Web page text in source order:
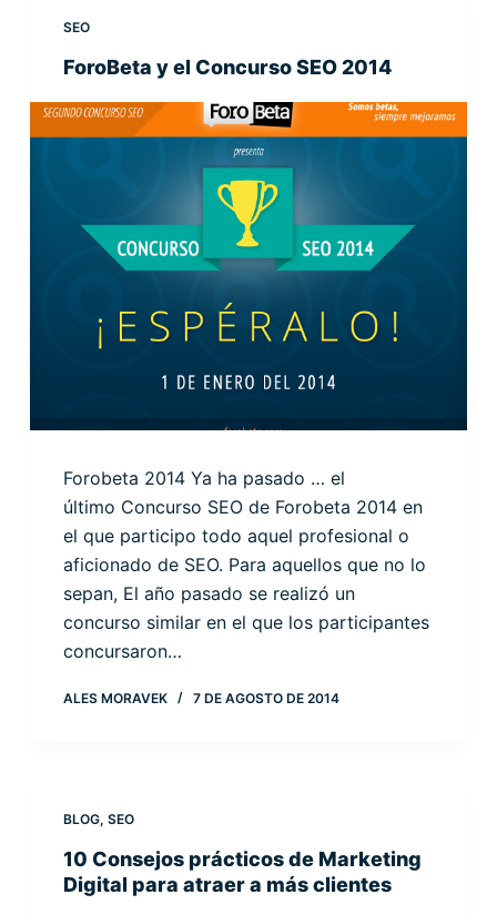
SEO
ForoBeta y el Concurso SEO 2014
Forobeta 2014 Ya ha pasado … el
último Concurso SEO de Forobeta 2014 en
el que participo todo aquel profesional o
aficionado de SEO. Para aquellos que no lo
sepan, El año pasado se realizó un
concurso similar en el que los participantes
concursaron…
ALES MORAVEK 7 DE AGOSTO DE 2014
BLOG, SEO
10 Consejos prácticos de Marketing
Digital para atraer a más clientes